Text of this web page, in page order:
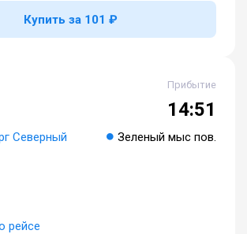
Купить за 101 ₽
Северный
Прибытие
14:51
Зеленый мыс пов.
рейсе